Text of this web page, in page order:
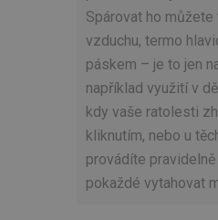
Spárovat ho
vzduchu, termo
páskem – je to jen
například využití v
kdy vaše ratolesti
kliknutím, nebo u
provádíte
pokaždé vytahovat